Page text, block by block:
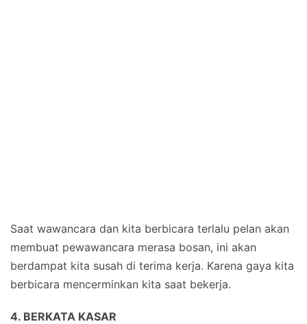
Saat wawancara dan kita berbicara terlalu pelan akan
membuat pewawancara merasa bosan, ini akan
berdampat kita susah di terima kerja. Karena gaya kita
berbicara mencerminkan kita saat bekerja.
4. BERKATA KASAR